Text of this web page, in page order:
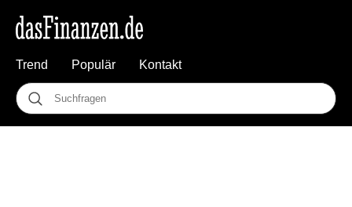
Trend Populär Kontakt